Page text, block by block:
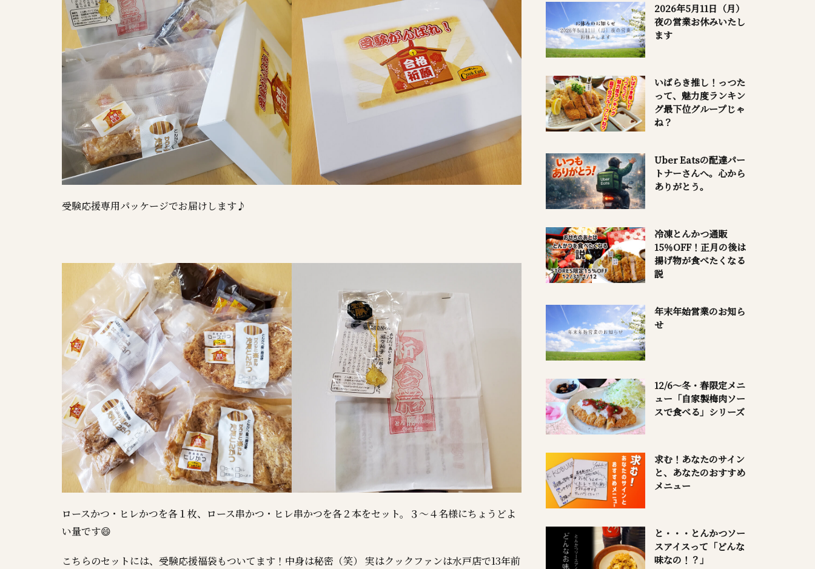
受験応援専用パッケージでお届けします♪
ロースかつ・ヒレかつを各１枚、ロース串かつ・ヒレ串かつを各２本をセット。３～４名様にちょうどよ
い量です😄
こちらのセットには、受験応援福袋もついてます！中身は秘密（笑） 実はクックファンは水戸店で13年前
2026年5月11日（月）
夜の営業お休みいたし
ます
いばらき推し！っつた
って、魅力度ランキン
グ最下位グループじゃ
ね？
Uber Eatsの配達パー
トナーさんへ。心から
ありがとう。
冷凍とんかつ通販
15％OFF！正月の後は
揚げ物が食べたくなる
説
年末年始営業のお知ら
せ
12/6～冬・春限定メニ
ュー「自家製梅肉ソー
スで食べる」シリーズ
求む！あなたのサイン
と、あなたのおすすめ
メニュー
と・・・とんかつソー
スアイスって「どんな
味なの！？」